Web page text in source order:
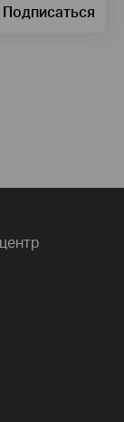
Подписаться